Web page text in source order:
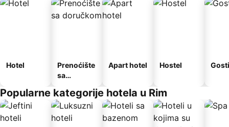
Hotel
Prenoćište
sa
Apart hotel Hostel
Popularne kategorije hotela u Rim